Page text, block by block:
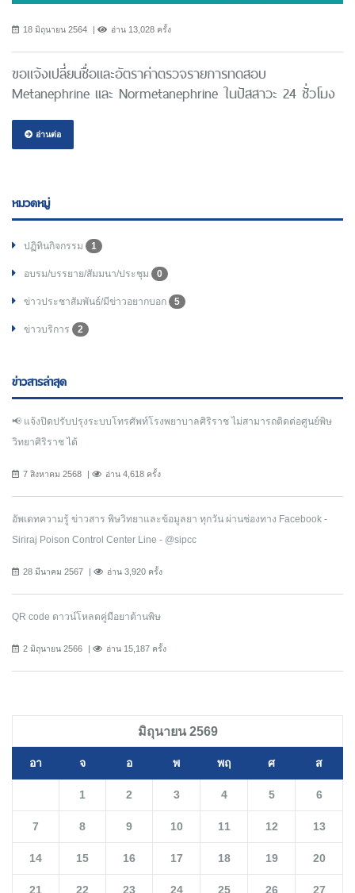
18 มิถุนายน 2564 อ่าน 13,028 ครั้ง
ขอแจ้งเปลี่ยนชื่อและอัตราค่าตรวจรายการทดสอบ
Metanephrine และ Normetanephrine ในปัสสาวะ 24 ชั่วโมง
อ่านต่อ
หมวดหมู่
ปฏิทินกิจกรรม 1
อบรม/บรรยาย/สัมมนา/ประชุม 0
ข่าวประชาสัมพันธ์/มีข่าวอยากบอก 5
ข่าวบริการ 2
ข่าวสารล่าสุด
📢 แจ้งปิดปรับปรุงระบบโทรศัพท์โรงพยาบาลศิริราช ไม่สามารถติดต่อศูนย์พิษ
วิทยาศิริราช ได้
7 สิงหาคม 2568 อ่าน 4,618 ครั้ง
อัพเดทความรู้ ข่าวสาร พิษวิทยาและข้อมูลยา ทุกวัน ผ่านช่องทาง Facebook -
Siriraj Poison Control Center Line - @sipcc
28 มีนาคม 2567 อ่าน 3,920 ครั้ง
QR code ดาวน์โหลดคู่มือยาต้านพิษ
2 มิถุนายน 2566 อ่าน 15,187 ครั้ง
มิถุนายน 2569
อา จ อ พ พฤ ศ ส
1 2 3 4 5 6
7 8 9 10 11 12 13
14 15 16 17 18 19 20
21 22 23 24 25 26 27